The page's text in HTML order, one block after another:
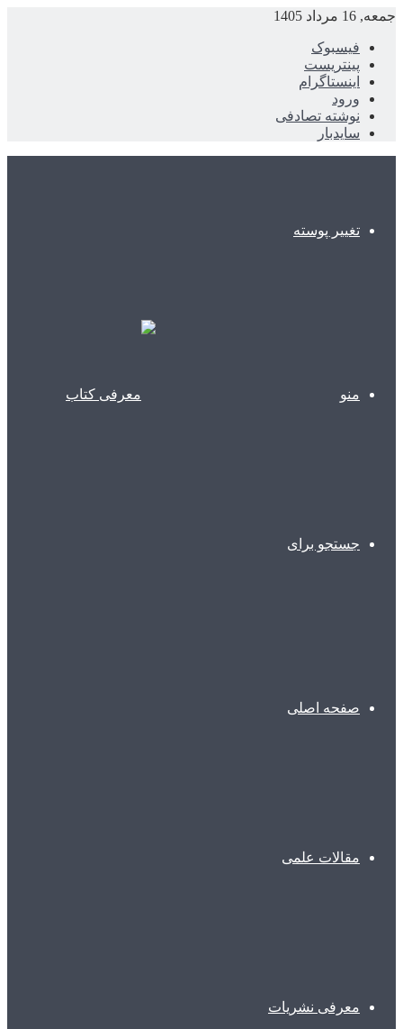
جمعه, 16 مرداد 1405
فیسبوک
پینتریست
اینستاگرام
ورود
نوشته تصادفی
سایدبار
تغییر پوسته
منو
جستجو برای
صفحه اصلی
مقالات علمی
معرفی نشریات